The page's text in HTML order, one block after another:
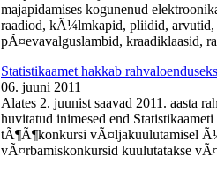
majapidamises kogunenud
raadiod, kÃ¼lmkapid, pliidid,
pÃ¤evavalguslambid, kraadiklaasid,
Statistikaamet hakkab
06. juuni 2011
Alates 2. juunist saavad 2011. aasta
huvitatud inimesed end
tÃ¶Ã¶konkursi vÃ¤ljakuulutamisel
vÃ¤rbamiskonkursid kuulutatakse